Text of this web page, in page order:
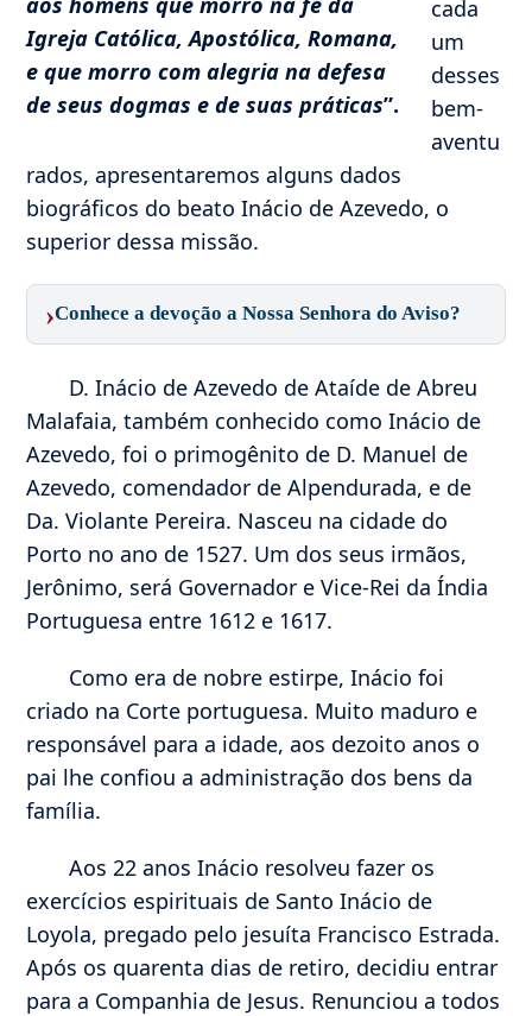
Igreja Católica, Apostólica, Romana,
e que morro com alegria na defesa
de seus dogmas e de suas práticas”.
cada
um
desses
bem-
aventu
rados, apresentaremos alguns dados
biográficos do beato Inácio de Azevedo, o
superior dessa missão.
›Conhece a devoção a Nossa Senhora do Aviso?
D. Inácio de Azevedo de Ataíde de Abreu
Malafaia, também conhecido como Inácio de
Azevedo, foi o primogênito de D. Manuel de
Azevedo, comendador de Alpendurada, e de
Da. Violante Pereira. Nasceu na cidade do
Porto no ano de 1527. Um dos seus irmãos,
Jerônimo, será Governador e Vice-Rei da Índia
Portuguesa entre 1612 e 1617.
Como era de nobre estirpe, Inácio foi
criado na Corte portuguesa. Muito maduro e
responsável para a idade, aos dezoito anos o
pai lhe confiou a administração dos bens da
família.
Aos 22 anos Inácio resolveu fazer os
exercícios espirituais de Santo Inácio de
Loyola, pregado pelo jesuíta Francisco Estrada.
Após os quarenta dias de retiro, decidiu entrar
para a Companhia de Jesus. Renunciou a todos